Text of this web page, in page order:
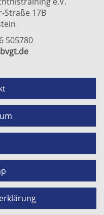
Straße 17B
505780